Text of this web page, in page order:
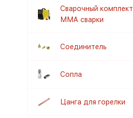
Сварочный комплект
ММА сварки
Соединитель
Сопла
Цанга для горелки